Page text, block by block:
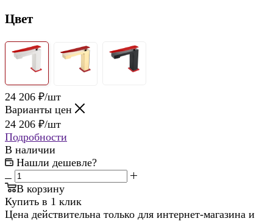
Цвет
24 206 ₽/шт
Варианты цен
24 206 ₽/шт
Подробности
В наличии
Нашли дешевле?
В корзину
Купить в 1 клик
Цена действительна только для интернет-магазина и